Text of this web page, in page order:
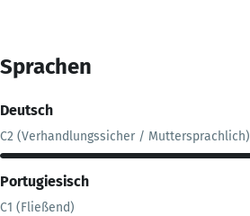
Sprachen
Deutsch
C2 (Verhandlungssicher / Muttersprachlich)
Portugiesisch
C1 (Fließend)